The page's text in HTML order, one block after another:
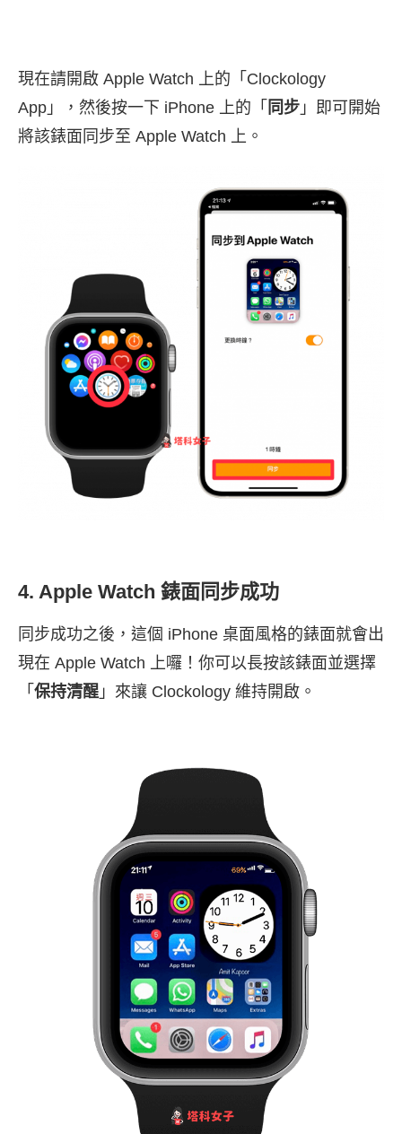
現在請開啟 Apple Watch 上的「Clockology
App」，然後按一下 iPhone 上的「 同步 」即可開始
將該錶面同步至 Apple Watch 上。
4. Apple Watch 錶面同步成功
同步成功之後，這個 iPhone 桌面風格的錶面就會出
現在 Apple Watch 上囉！你可以長按該錶面並選擇
「 保持清醒 」來讓 Clockology 維持開啟。